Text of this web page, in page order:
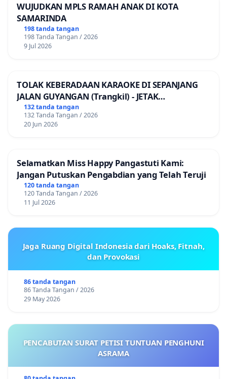
WUJUDKAN MPLS RAMAH ANAK DI KOTA
SAMARINDA
198 tanda tangan
198 Tanda Tangan / 2026
9 Jul 2026
TOLAK KEBERADAAN KARAOKE DI SEPANJANG
JALAN GUYANGAN (Trangkil) - JETAK
(Wedarijaksa) Kab. PATI
132 tanda tangan
132 Tanda Tangan / 2026
20 Jun 2026
Selamatkan Miss Happy Pangastuti Kami:
Jangan Putuskan Pengabdian yang Telah Teruji
120 tanda tangan
120 Tanda Tangan / 2026
11 Jul 2026
Jaga Ruang Digital Indonesia dari Hoaks, Fitnah,
dan Provokasi
86 tanda tangan
86 Tanda Tangan / 2026
29 May 2026
PENCABUTAN SURAT PETISI TUNTUAN PENGHUNI
ASRAMA